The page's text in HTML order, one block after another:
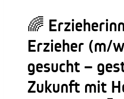
🌈
Erzieher (m/
gesucht –
Zukunft mit